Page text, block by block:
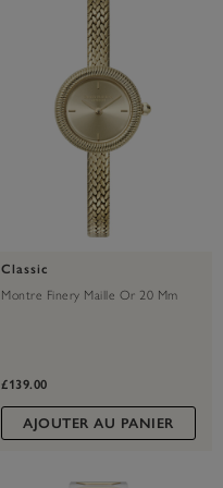
Classic
Montre Finery Maille Or 20 Mm
£139.00
AJOUTER AU PANIER